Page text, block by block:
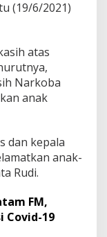
(19/6/2021)
atas
Narkoba
anak
dan kepala
anak-
Rudi.
FM,
Covid-19